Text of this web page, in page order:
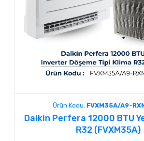
Ürün Kodu: FVXM35A/A9-
Daikin Perfera 12000 BTU
R32 (FVXM35A)